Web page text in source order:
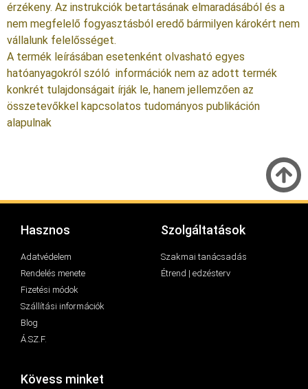
érzékeny. Az instrukciók betartásának elmaradásából és a
nem megfelelő fogyasztásból eredő bármilyen károkért nem
vállalunk felelősséget.
A termék leírásában esetenként olvasható egyes
hatóanyagokról szóló információk nem az adott termék
konkrét tulajdonságait írják le, hanem jellemzően az
összetevőkkel kapcsolatos tudományos publikáción
alapulnak
Hasznos
Adatvédelem
Rendelés menete
Fizetési módok
Szállítási információk
Blog
Á.SZ.F.
Szolgáltatások
Szakmai tanácsadás
Étrend | edzésterv
Kövess minket